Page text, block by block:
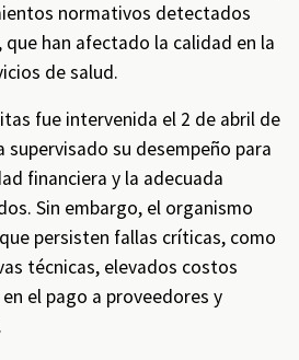
normativos detectados
han afectado la calidad en la
de salud.
fue intervenida el 2 de abril de
supervisado su desempeño para
financiera y la adecuada
Sin embargo, el organismo
persisten fallas críticas, como
técnicas, elevados costos
el pago a proveedores y